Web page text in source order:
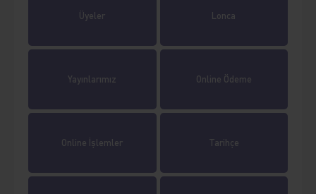
Üyeler Lonca
Yayınlarımız Online Ödeme
Online İşlemler Tarihçe